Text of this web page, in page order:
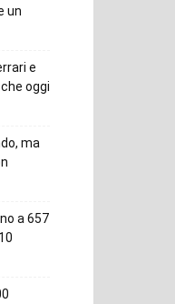
un
e
oggi
ma
a 657